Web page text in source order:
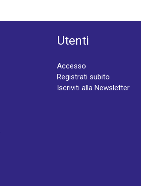
Utenti
Accesso
Registrati subito
Iscriviti alla Newsletter